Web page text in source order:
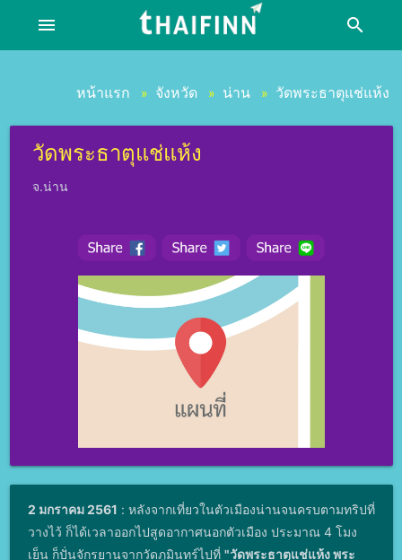
menu search
หน้าแรก » จังหวัด » น่าน » วัดพระธาตุแช่แห้ง
วัดพระธาตุแช่แห้ง
จ.น่าน
2 มกราคม 2561 : หลังจากเที่ยวในตัวเมืองน่านจนครบตามทริปที่
วางไว้ ก็ได้เวลาออกไปสูดอากาศนอกตัวเมือง ประมาณ 4 โมง
เย็น ก็ปั่นจักรยานจากวัดภูมินทร์ไปที่ "วัดพระธาตุแช่แห้ง พระ